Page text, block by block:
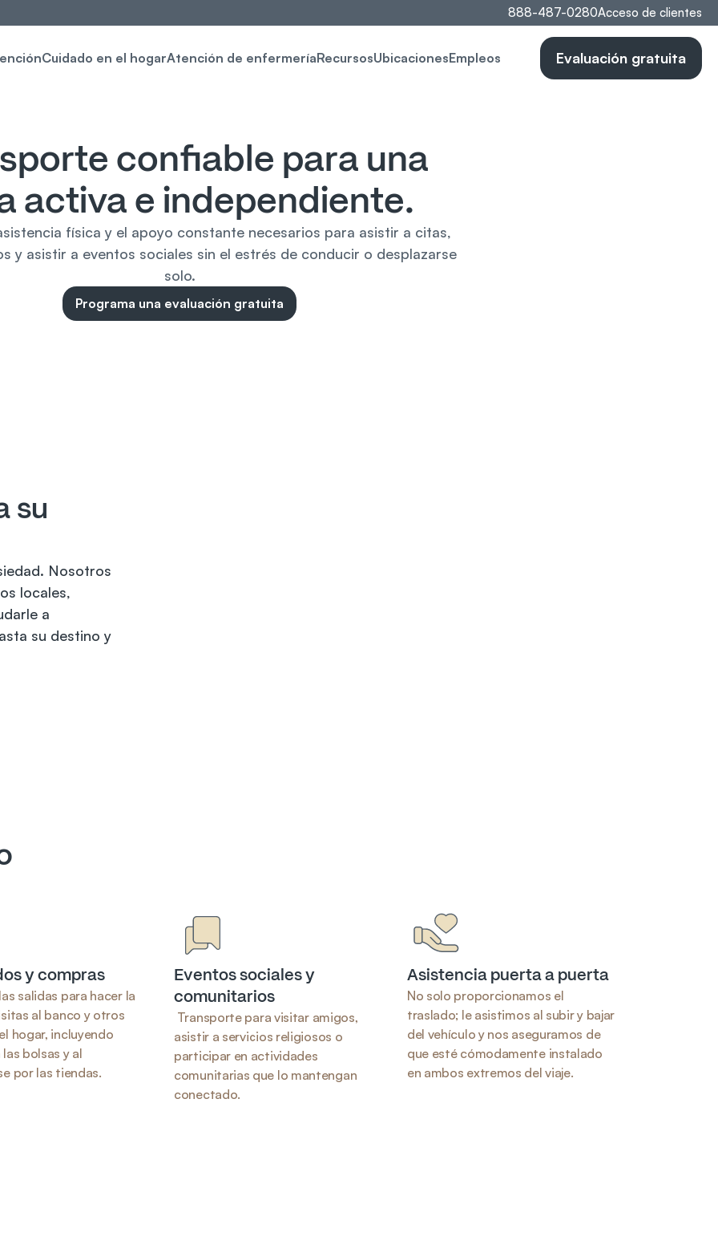
888-487-0280Acceso de clientes
Cuidado en el hogarAtención de enfermeríaRecursosUbicacionesEmpleos Evaluación gratuita
confiable para una
activa e independiente.
física y el apoyo constante necesarios para asistir a citas,
y asistir a eventos sociales sin el estrés de conducir o desplazarse
solo.
Programa una evaluación gratuita
su
Nosotros
locales,
a
su destino y
y compras
salidas para hacer la
al banco y otros
hogar, incluyendo
bolsas y al
por las tiendas.
Eventos sociales y
comunitarios
asistir a servicios religiosos o
participar en actividades
comunitarias que lo mantengan
conectado.
Asistencia puerta a puerta
No solo proporcionamos el
traslado; le asistimos al subir y bajar
del vehículo y nos aseguramos de
que esté cómodamente instalado
en ambos extremos del viaje.